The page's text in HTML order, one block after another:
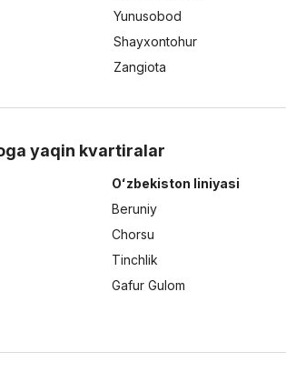
Yunusobod
Shayxontohur
Zangiota
yaqin kvartiralar
Oʻzbekiston liniyasi
Beruniy
Chorsu
Tinchlik
Gafur Gulom